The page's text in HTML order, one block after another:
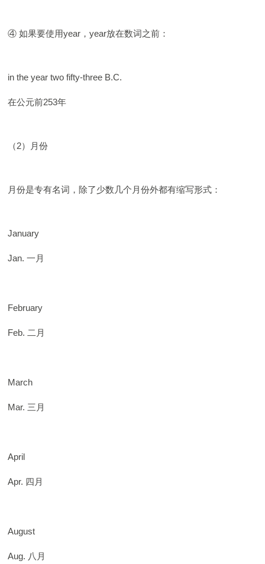
④ 如果要使用year，year放在数词之前：
in the year two fifty-three B.C.
在公元前253年
（2）月份
月份是专有名词，除了少数几个月份外都有缩写形式：
January
Jan. 一月
February
Feb. 二月
March
Mar. 三月
April
Apr. 四月
August
Aug. 八月